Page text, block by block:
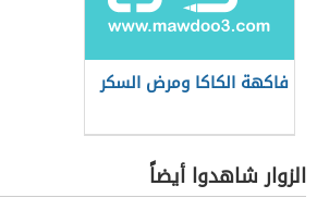
فاكهة الكاكا ومرض السكر
الزوار شاهدوا أيضاً